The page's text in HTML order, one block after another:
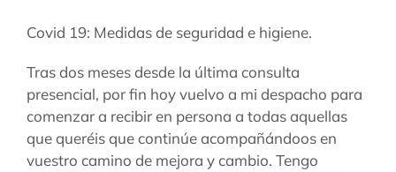
Covid 19: Medidas de seguridad e higiene.
Tras dos meses desde la última consulta
presencial, por fin hoy vuelvo a mi despacho para
comenzar a recibir en persona a todas aquellas
que queréis que continúe acompañándoos en
vuestro camino de mejora y cambio. Tengo